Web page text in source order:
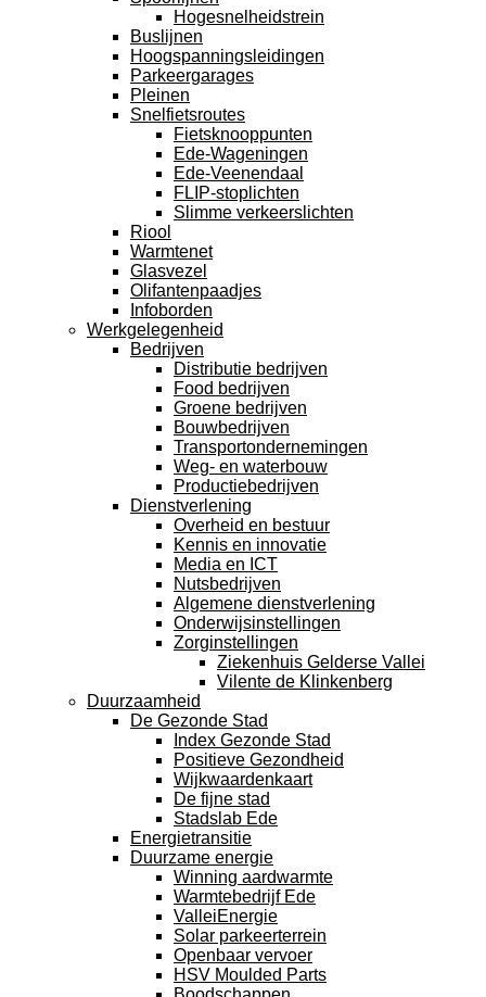
Hogesnelheidstrein
Buslijnen
Hoogspanningsleidingen
Parkeergarages
Pleinen
Snelfietsroutes
Fietsknooppunten
Ede-Wageningen
Ede-Veenendaal
FLIP-stoplichten
Slimme verkeerslichten
Riool
Warmtenet
Glasvezel
Olifantenpaadjes
Infoborden
Werkgelegenheid
Bedrijven
Distributie bedrijven
Food bedrijven
Groene bedrijven
Bouwbedrijven
Transportondernemingen
Weg- en waterbouw
Productiebedrijven
Dienstverlening
Overheid en bestuur
Kennis en innovatie
Media en ICT
Nutsbedrijven
Algemene dienstverlening
Onderwijsinstellingen
Zorginstellingen
Ziekenhuis Gelderse Vallei
Vilente de Klinkenberg
Duurzaamheid
De Gezonde Stad
Index Gezonde Stad
Positieve Gezondheid
Wijkwaardenkaart
De fijne stad
Stadslab Ede
Energietransitie
Duurzame energie
Winning aardwarmte
Warmtebedrijf Ede
ValleiEnergie
Solar parkeerterrein
Openbaar vervoer
HSV Moulded Parts